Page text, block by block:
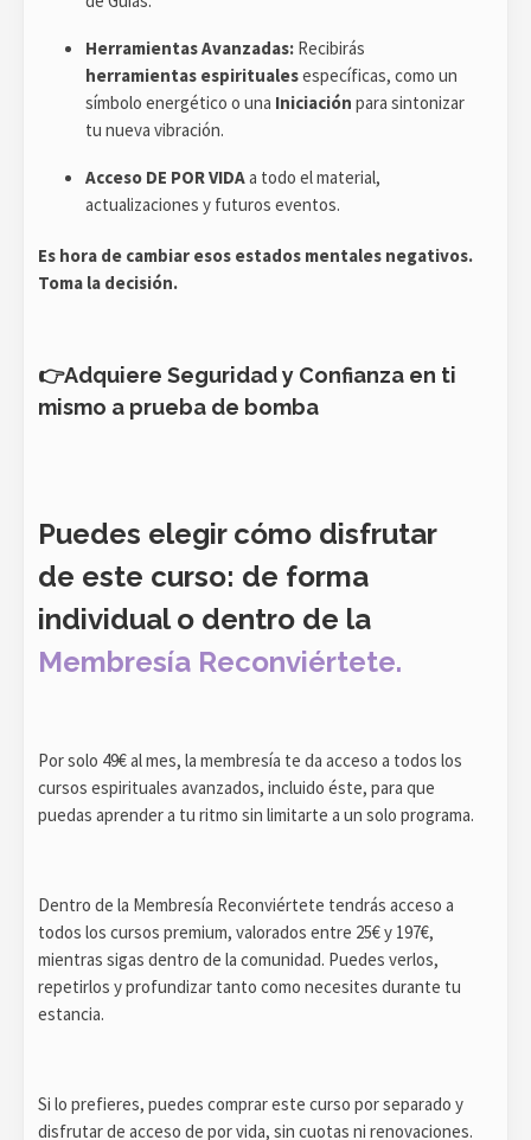
Herramientas Avanzadas: Recibirás
herramientas espiritualesespecíficas, como un
símbolo energético o una Iniciación para sintonizar
tu nueva vibración.
Acceso DE POR VIDAa todo el material,
actualizaciones y futuros eventos.
Es hora de cambiar esos estados mentales negativos.
Toma la decisión.
👉Adquiere Seguridad y Confianza en ti
mismo a prueba de bomba
Puedes elegir cómo disfrutar
de este curso: de forma
individual o dentro de la
Membresía Reconviértete.
Por solo 49€ al mes, la membresía te da acceso a todos los
cursos espirituales avanzados, incluido éste, para que
puedas aprender a tu ritmo sin limitarte a un solo programa.​
Dentro de la Membresía Reconviértete tendrás acceso a
todos los cursos premium, valorados entre 25€ y 197€,
mientras sigas dentro de la comunidad. Puedes verlos,
repetirlos y profundizar tanto como necesites durante tu
estancia.​
Si lo prefieres, puedes comprar este curso por separado y
disfrutar de acceso de por vida, sin cuotas ni renovaciones.